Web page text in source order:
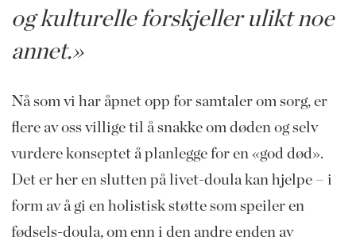
og kulturelle forskjeller ulikt noe
annet.»
Nå som vi har åpnet opp for samtaler om sorg, er
flere av oss villige til å snakke om døden og selv
vurdere konseptet å planlegge for en «god død».
Det er her en slutten på livet-doula kan hjelpe – i
form av å gi en holistisk støtte som speiler en
fødsels-doula, om enn i den andre enden av